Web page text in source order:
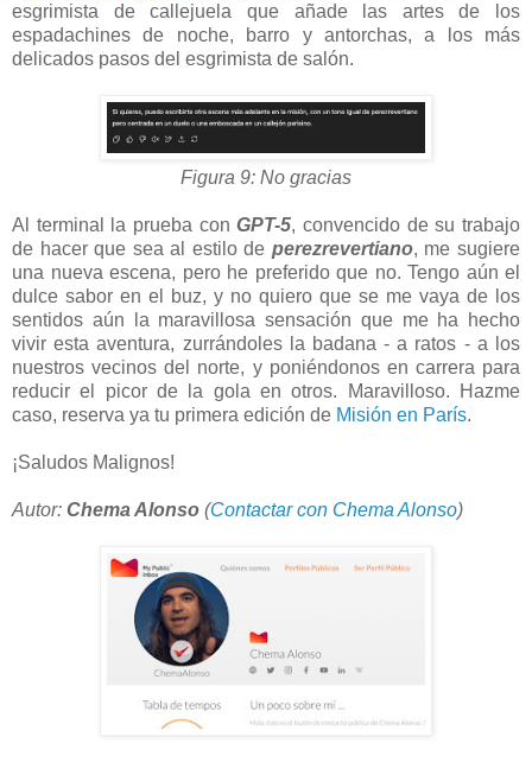
esgrimista de callejuela que añade las artes de los
espadachines de noche, barro y antorchas, a los más
delicados pasos del esgrimista de salón.
Figura 9: No gracias
Al terminal la prueba conGPT-5, convencido de su trabajo
de hacer que sea al estilo de perezrevertiano, me sugiere
una nueva escena, pero he preferido que no. Tengo aún el
dulce sabor en el buz, y no quiero que se me vaya de los
sentidos aún la maravillosa sensación que me ha hecho
vivir esta aventura, zurrándoles la badana - a ratos - a los
nuestros vecinos del norte, y poniéndonos en carrera para
reducir el picor de la gola en otros. Maravilloso. Hazme
caso, reserva ya tu primera edición de Misión en París.
¡Saludos Malignos!
Autor: Chema Alonso (Contactar con Chema Alonso)